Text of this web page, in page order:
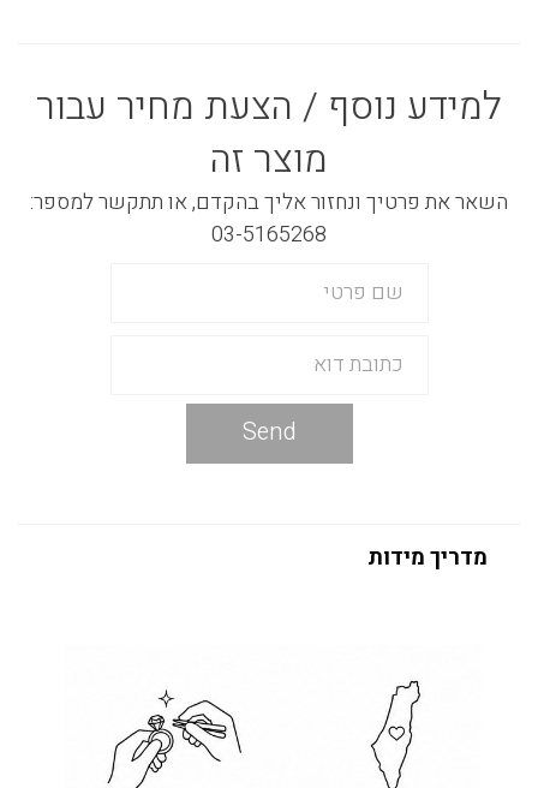
למידע נוסף / הצעת מחיר עבור
מוצר זה
השאר את פרטיך ונחזור אליך בהקדם, או תתקשר למספר:
03-5165268
Send
מדריך מידות